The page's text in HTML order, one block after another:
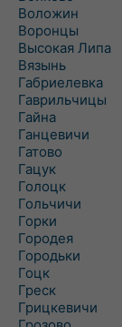
Воложин
Воронцы
Высокая Липа
Вязынь
Габриелевка
Гаврильчицы
Гайна
Ганцевичи
Гатово
Гацук
Голоцк
Гольчичи
Горки
Городея
Городьки
Гоцк
Греск
Грицкевичи